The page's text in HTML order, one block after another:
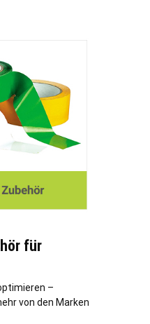
für
–
von den Marken